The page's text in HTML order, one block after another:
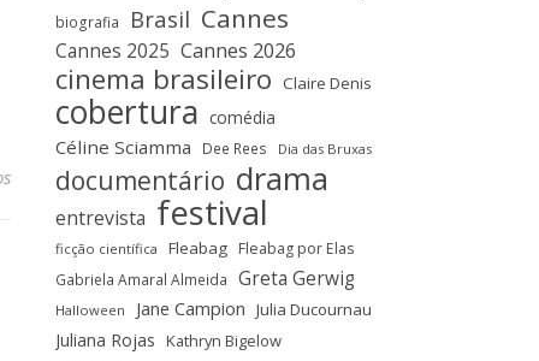
biografia Brasil Cannes
Cannes 2025 Cannes 2026
cinema brasileiro Claire Denis
cobertura comédia
Céline Sciamma Dee Rees Dia das Bruxas
documentário drama
entrevista festival
ficção científica Fleabag Fleabag por Elas
Gabriela Amaral Almeida Greta Gerwig
Halloween Jane Campion Julia Ducournau
Juliana Rojas Kathryn Bigelow